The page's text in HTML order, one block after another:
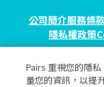
公司簡介服務條
隱私權政策
©
Pairs 重視您的隱
量您的資訊，以提